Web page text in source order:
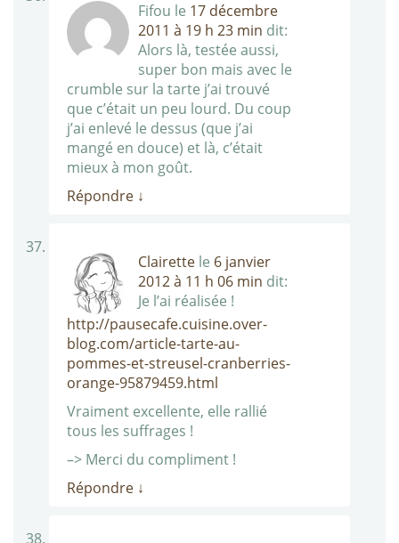
Fifou le 17 décembre
2011 à 19 h 23 min dit:
Alors là, testée aussi,
super bon mais avec le
crumble sur la tarte j’ai trouvé
que c’était un peu lourd. Du coup
j’ai enlevé le dessus (que j’ai
mangé en douce) et là, c’était
mieux à mon goût.
Répondre ↓
Clairette le 6 janvier
2012 à 11 h 06 min dit:
Je l’ai réalisée !
http://pausecafe.cuisine.over-
blog.com/article-tarte-au-
pommes-et-streusel-cranberries-
orange-95879459.html
Vraiment excellente, elle rallié
tous les suffrages !
–> Merci du compliment !
Répondre ↓